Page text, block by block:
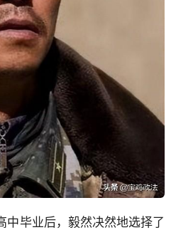
中毕业后，毅然决然地选择了